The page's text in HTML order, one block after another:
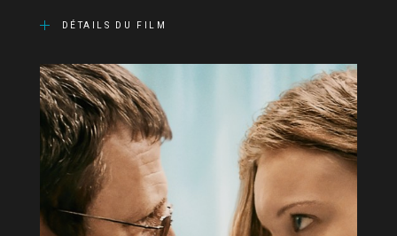
DÉTAILS DU FILM